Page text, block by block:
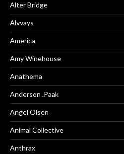
Alter Bridge
Alvvays
America
Amy Winehouse
Anathema
Anderson .Paak
Angel Olsen
Animal Collective
Anthrax